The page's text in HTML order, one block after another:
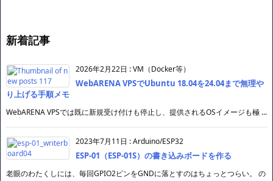
新着記事
2026年2月22日 :VM（Docker等）
WebARENA VPSでUbuntu 18.04を24.04まで無理や
り上げる手順メモ
WebARENA VPSでは既に新規受け付けも停止し、提供されるOSイメージも極 ...
2023年7月11日 :Arduino/ESP32
ESP-01（ESP-01S）の書き込みボードを作る
老眼のわたくしには、毎回GPIO2ピンをGNDに落とすのはちょっとつらい。 の